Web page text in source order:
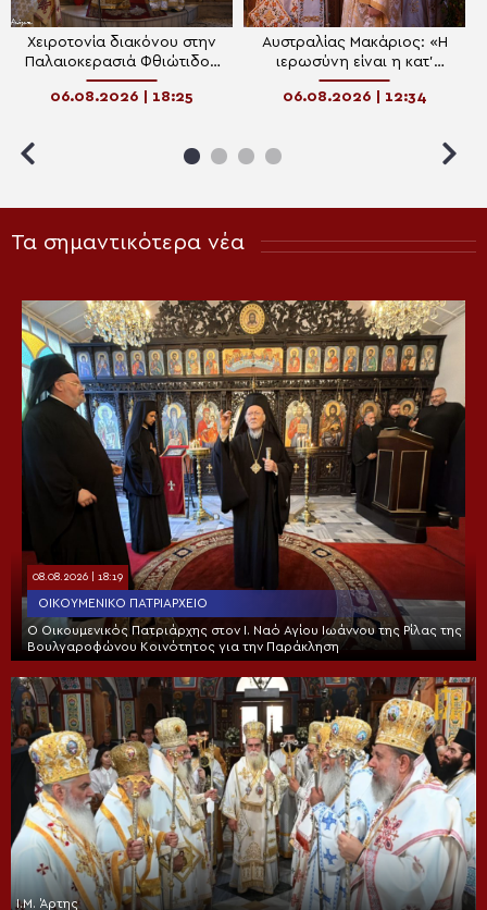
Χειροτονία διακόνου στην
Παλαιοκερασιά Φθιώτιδος
(ΒΙΝΤΕΟ)
06.08.2026 | 18:25
Αυστραλίας Μακάριος: «Η
ιερωσύνη είναι η κατ’
εξοχήν μεταμορφωτική
δύναμη μέσα σε έναν κόσμο
06.08.2026 | 12:34
Τα σημαντικότερα νέα
08.08.2026 | 18:19
ΟΙΚΟΥΜΕΝΙΚΌ ΠΑΤΡΙΑΡΧΕΊΟ
Ο Οικουμενικός Πατριάρχης στον I. Ναό Αγίου Ιωάννου της Ρίλας της
Βουλγαροφώνου Κοινότητος για την Παράκληση
Ι.Μ. Άρτης